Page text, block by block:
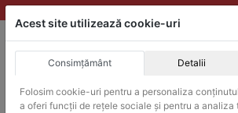
Skip
to
ACHIZITII PUBLICE
Produsele pot fi achizitionate si in
Acest site utilizează cookie-uri
Consimțământ Detalii
Folosim cookie-uri pentru a personaliza
a oferi funcții de rețele sociale și pentru a analiza